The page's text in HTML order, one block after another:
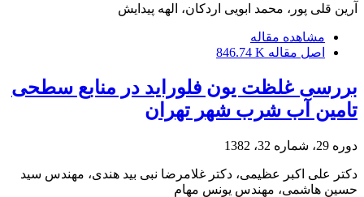
آرین قلی پور، محمد ابویی اردکان، الهه پیدایش
مشاهده مقاله
اصل مقاله 846.74 K
بررسی غلظت یون فلوراید در منابع سطحی
تامین آب شرب شهر تهران
دوره 29، شماره 32، 1382
دکتر علی اکبر عظیمی، دکتر غلامرضا نبی بید هندی، مهندس سید
حسین هاشمی، مهندس یونس مهام